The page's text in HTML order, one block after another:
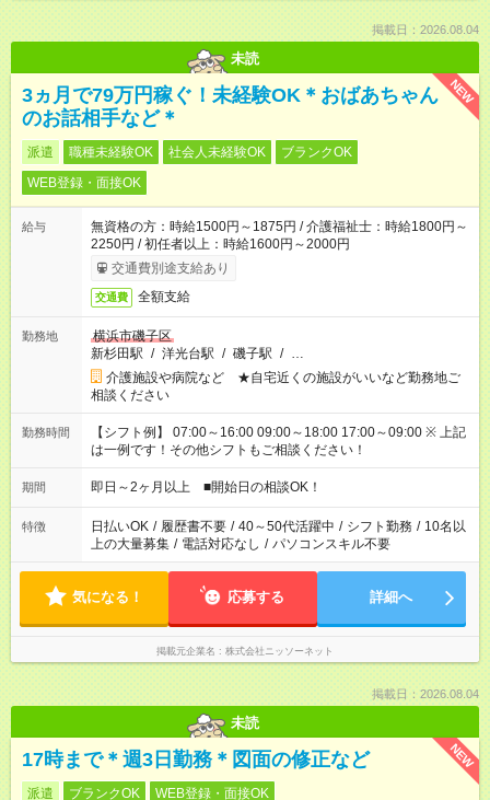
掲載日：2026.08.04
未読
NEW
3ヵ月で79万円稼ぐ！未経験OK＊おばあちゃん
のお話相手など＊
派遣 職種未経験OK 社会人未経験OK
ブランクOK
WEB登録・面接OK
給与
無資格の方：時給1500円～1875円 / 介護福祉士：時給1800円～
2250円 / 初任者以上：時給1600円～2000円
交通費別途支給あり
交通費 全額支給
勤務地
横浜市磯子区
新杉田駅 / 洋光台駅 / 磯子駅 / …
介護施設や病院など ★自宅近くの施設がいいなど勤務地ご
相談ください
勤務時間
【シフト例】 07:00～16:00 09:00～18:00 17:00～09:00 ※ 上記
は一例です！その他シフトもご相談ください！
期間 即日～2ヶ月以上 ■開始日の相談OK！
特徴 日払いOK / 履歴書不要 / 40～50代活躍中 / シフト勤務 / 10名以
上の大量募集 / 電話対応なし / パソコンスキル不要
気になる！ 応募する 詳細へ
掲載元企業名 株式会社ニッソーネット
掲載日：2026.08.04
未読
NEW
17時まで＊週3日勤務＊図面の修正など
派遣 ブランクOK WEB登録・面接OK